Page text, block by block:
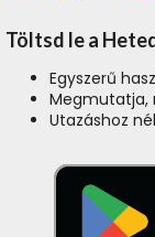
Töltsd le a
Egyszerű
Megmutatja,
Utazáshoz